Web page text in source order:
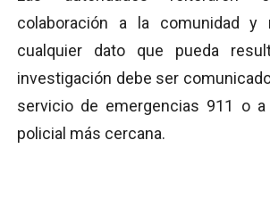
colaboración a la comunidad y
cualquier dato que pueda
investigación debe ser
servicio de emergencias 911 o a
policial más cercana.